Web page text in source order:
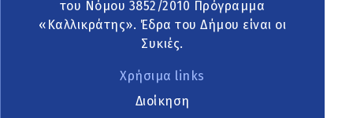
του Νόμου 3852/2010 Πρόγραμμα
«Καλλικράτης». Έδρα του Δήμου είναι οι
Συκιές.
Χρήσιμα links
Διοίκηση